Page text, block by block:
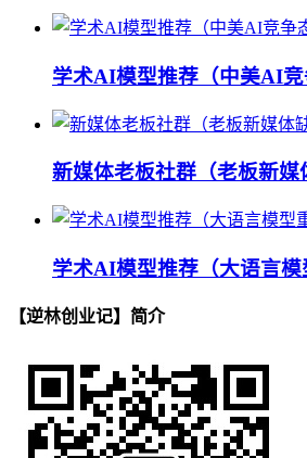
学术AI模型推荐（中美AI竞
新媒体老板社群（老板新媒
学术AI模型推荐（大语言模
【逆林创业记】简介